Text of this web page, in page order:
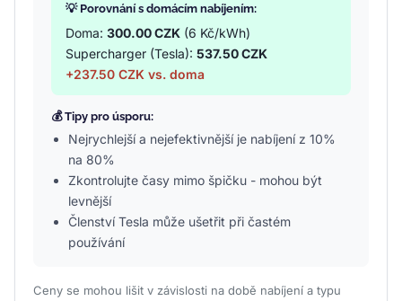
💡 Porovnání s domácím nabíjením:
Doma: 300.00 CZK (6 Kč/kWh)
Supercharger (Tesla): 537.50 CZK
+237.50 CZK vs. doma
💰 Tipy pro úsporu:
Nejrychlejší a nejefektivnější je nabíjení z 10%
na 80%
Zkontrolujte časy mimo špičku - mohou být
levnější
Členství Tesla může ušetřit při častém
používání
Ceny se mohou lišit v závislosti na době nabíjení a typu